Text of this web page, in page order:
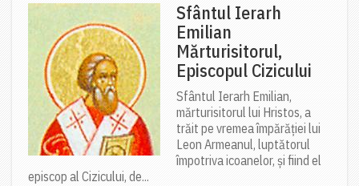
Sfântul Ierarh
Emilian
Mărturisitorul,
Episcopul Cizicului
Sfântul Ierarh Emilian,
mărturisitorul lui Hristos, a
trăit pe vremea împărăției lui
Leon Armeanul, luptătorul
împotriva icoanelor, și fiind el
episcop al Cizicului, de...